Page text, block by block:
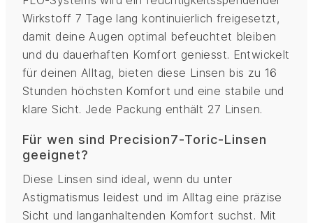
Wirkstoff 7 Tage lang kontinuierlich freigesetzt,
damit deine Augen optimal befeuchtet bleiben
und du dauerhaften Komfort geniesst. Entwickelt
für deinen Alltag, bieten diese Linsen bis zu 16
Stunden höchsten Komfort und eine stabile und
klare Sicht. Jede Packung enthält 27 Linsen.
Für wen sind Precision7-Toric-Linsen
geeignet?
Diese Linsen sind ideal, wenn du unter
Astigmatismus leidest und im Alltag eine präzise
Sicht und langanhaltenden Komfort suchst. Mit